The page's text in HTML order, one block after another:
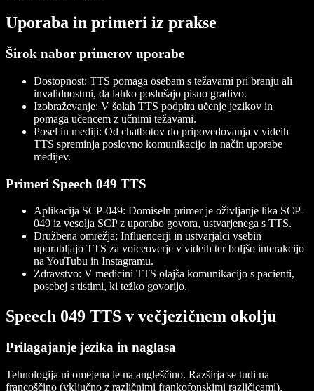
Uporaba in primeri iz prakse
Širok nabor primerov uporabe
Dostopnost: TTS pomaga osebam s težavami pri branju ali
invalidnostmi, da lahko poslušajo pisno gradivo.
Izobraževanje: V šolah TTS podpira učenje jezikov in
pomaga učencem z učnimi težavami.
Posel in mediji: Od chatbotov do pripovedovanja v videih
TTS spreminja poslovno komunikacijo in način uporabe
medijev.
Primeri Speech 049 TTS
Aplikacija SCP-049: Domiseln primer je oživljanje lika SCP-
049 iz vesolja SCP z uporabo govora, ustvarjenega s TTS.
Družbena omrežja: Influencerji in ustvarjalci vsebin
uporabljajo TTS za voiceoverje v videih ter boljšo interakcijo
na YouTubu in Instagramu.
Zdravstvo: V medicini TTS olajša komunikacijo s pacienti,
posebej s tistimi, ki težko govorijo.
Speech 049 TTS v večjezičnem okolju
Prilagajanje jezika in naglasa
Tehnologija ni omejena le na angleščino. Razširja se tudi na
francoščino (vključno z različnimi frankofonskimi različicami),